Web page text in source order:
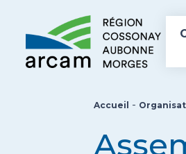
Accueil -